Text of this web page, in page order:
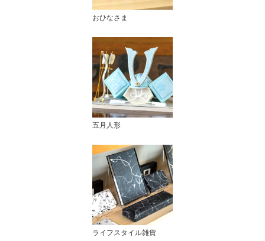
おひなさま
五月人形
ライフスタイル雑貨